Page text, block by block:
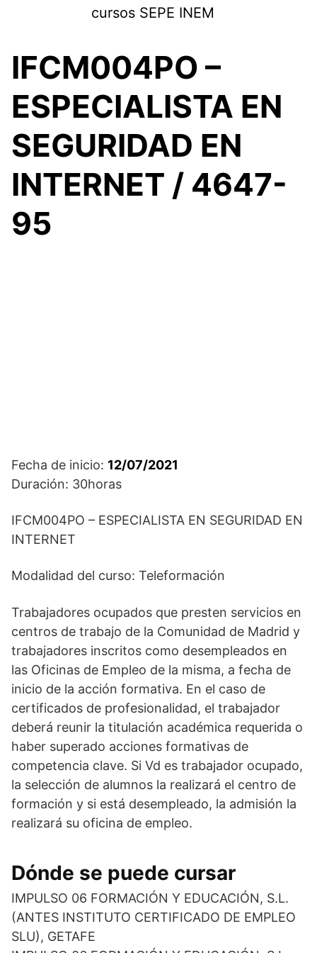
cursos SEPE INEM
IFCM004PO –
ESPECIALISTA EN
SEGURIDAD EN
INTERNET / 4647-
95
Fecha de inicio: 12/07/2021
Duración: 30horas
IFCM004PO – ESPECIALISTA EN SEGURIDAD EN
INTERNET
Modalidad del curso: Teleformación
Trabajadores ocupados que presten servicios en
centros de trabajo de la Comunidad de Madrid y
trabajadores inscritos como desempleados en
las Oficinas de Empleo de la misma, a fecha de
inicio de la acción formativa. En el caso de
certificados de profesionalidad, el trabajador
deberá reunir la titulación académica requerida o
haber superado acciones formativas de
competencia clave. Si Vd es trabajador ocupado,
la selección de alumnos la realizará el centro de
formación y si está desempleado, la admisión la
realizará su oficina de empleo.
Dónde se puede cursar
IMPULSO 06 FORMACIÓN Y EDUCACIÓN, S.L.
(ANTES INSTITUTO CERTIFICADO DE EMPLEO
SLU), GETAFE